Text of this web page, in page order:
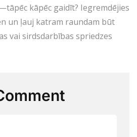
kāpēc gaidīt? Iegremdējies
un ļauj katram raundam būt
vai sirdsdarbības spriedzes